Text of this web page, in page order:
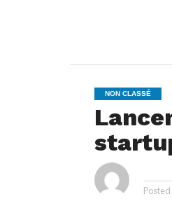
NON CLASSÉ
Posted